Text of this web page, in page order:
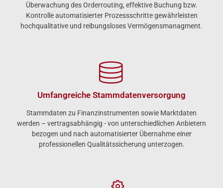
Überwachung des Orderrouting, effektive Buchung bzw.
Kontrolle automatisierter Prozessschritte gewährleisten
hochqualitative und reibungsloses Vermögensmanagment.
Umfangreiche Stammdaten­versorgung
Stammdaten zu Finanzinstrumenten sowie Marktdaten
werden – vertragsabhängig - von unterschiedlichen Anbietern
bezogen und nach automatisierter Übernahme einer
professionellen Qualitätssicherung unterzogen.